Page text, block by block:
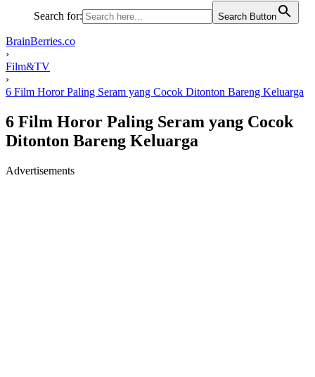
Search for: Search Button
BrainBerries.co
›
Film&TV
›
6 Film Horor Paling Seram yang Cocok Ditonton Bareng Keluarga
6 Film Horor Paling Seram yang Cocok
Ditonton Bareng Keluarga
Advertisements